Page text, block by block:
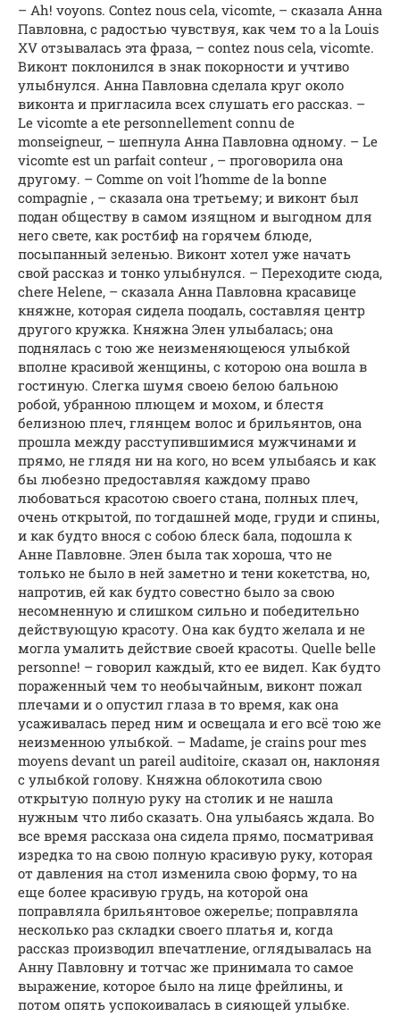
– Ah! voyons. Contez nous cela, vicomte, – сказала Анна
Павловна, с радостью чувствуя, как чем то a la Louis
XV отзывалась эта фраза, – contez nous cela, vicomte.
Виконт поклонился в знак покорности и учтиво
улыбнулся. Анна Павловна сделала круг около
виконта и пригласила всех слушать его рассказ. –
Le vicomte a ete personnellement connu de
monseigneur, – шепнула Анна Павловна одному. – Le
vicomte est un parfait conteur , – проговорила она
другому. – Comme on voit l’homme de la bonne
compagnie , – сказала она третьему; и виконт был
подан обществу в самом изящном и выгодном для
него свете, как ростбиф на горячем блюде,
посыпанный зеленью. Виконт хотел уже начать
свой рассказ и тонко улыбнулся. – Переходите сюда,
chere Helene, – сказала Анна Павловна красавице
княжне, которая сидела поодаль, составляя центр
другого кружка. Княжна Элен улыбалась; она
поднялась с тою же неизменяющеюся улыбкой
вполне красивой женщины, с которою она вошла в
гостиную. Слегка шумя своею белою бальною
робой, убранною плющем и мохом, и блестя
белизною плеч, глянцем волос и брильянтов, она
прошла между расступившимися мужчинами и
прямо, не глядя ни на кого, но всем улыбаясь и как
бы любезно предоставляя каждому право
любоваться красотою своего стана, полных плеч,
очень открытой, по тогдашней моде, груди и спины,
и как будто внося с собою блеск бала, подошла к
Анне Павловне. Элен была так хороша, что не
только не было в ней заметно и тени кокетства, но,
напротив, ей как будто совестно было за свою
несомненную и слишком сильно и победительно
действующую красоту. Она как будто желала и не
могла умалить действие своей красоты. Quelle belle
personne! – говорил каждый, кто ее видел. Как будто
пораженный чем то необычайным, виконт пожал
плечами и о опустил глаза в то время, как она
усаживалась перед ним и освещала и его всё тою же
неизменною улыбкой. – Madame, je crains pour mes
moyens devant un pareil auditoire, сказал он, наклоняя
с улыбкой голову. Княжна облокотила свою
открытую полную руку на столик и не нашла
нужным что либо сказать. Она улыбаясь ждала. Во
все время рассказа она сидела прямо, посматривая
изредка то на свою полную красивую руку, которая
от давления на стол изменила свою форму, то на
еще более красивую грудь, на которой она
поправляла брильянтовое ожерелье; поправляла
несколько раз складки своего платья и, когда
рассказ производил впечатление, оглядывалась на
Анну Павловну и тотчас же принимала то самое
выражение, которое было на лице фрейлины, и
потом опять успокоивалась в сияющей улыбке.